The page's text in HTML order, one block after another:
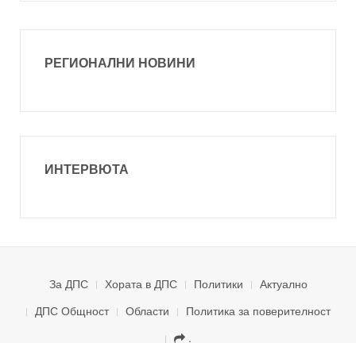
РЕГИОНАЛНИ НОВИНИ
ИНТЕРВЮТА
За ДПС Хората в ДПС Политики
Актуално
ДПС Общност
Области
Политика за поверителност
.